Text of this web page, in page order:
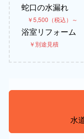
蛇口の水漏れ
￥5,500（税込）～
浴室リフォーム
￥別途見積
水